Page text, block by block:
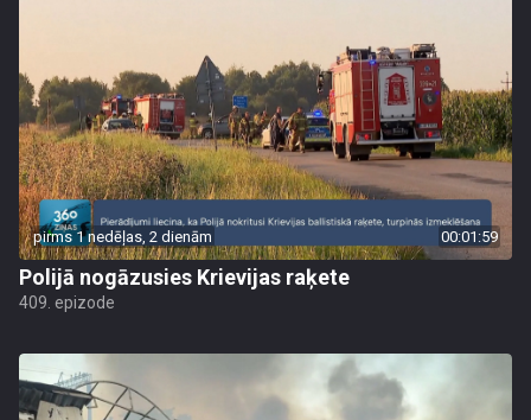
pirms 1 nedēļas, 2 dienām 00:01:59
Polijā nogāzusies Krievijas raķete
409. epizode